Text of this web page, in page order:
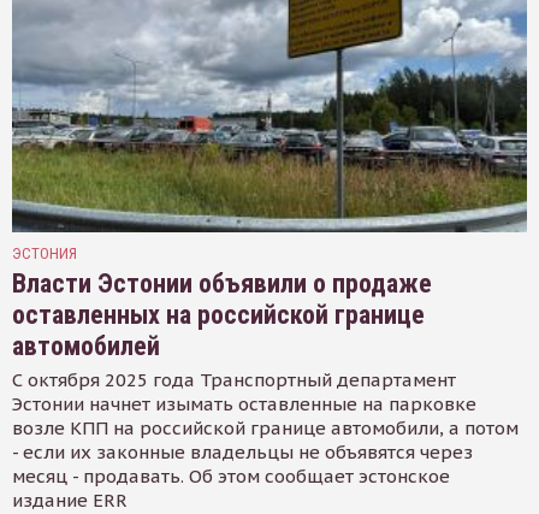
ЭСТОНИЯ
Власти Эстонии объявили о продаже
оставленных на российской границе
автомобилей
С октября 2025 года Транспортный департамент
Эстонии начнет изымать оставленные на парковке
возле КПП на российской границе автомобили, а потом
- если их законные владельцы не объявятся через
месяц - продавать. Об этом сообщает эстонское
издание ERR